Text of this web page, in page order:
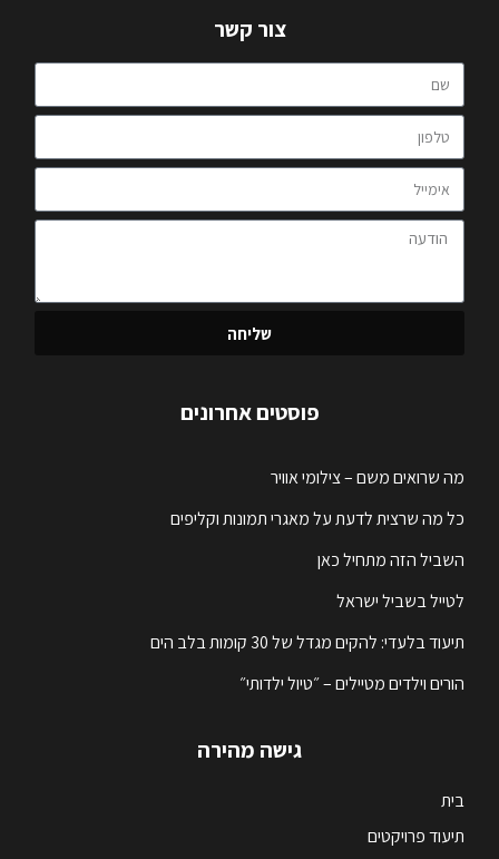
צור קשר
שליחה
פוסטים אחרונים
מה שרואים משם – צילומי אוויר
כל מה שרצית לדעת על מאגרי תמונות וקליפים
השביל הזה מתחיל כאן
לטייל בשביל ישראל
תיעוד בלעדי: להקים מגדל של 30 קומות בלב הים
הורים וילדים מטיילים – ״טיול ילדותי״
גישה מהירה
בית
תיעוד פרויקטים